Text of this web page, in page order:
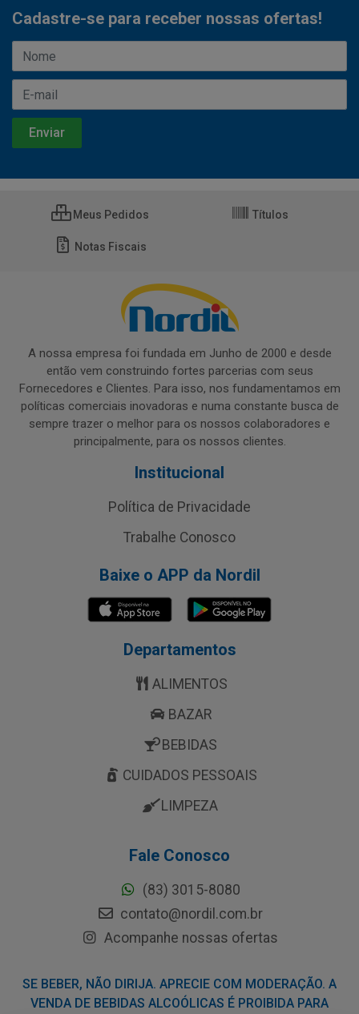
Cadastre-se para receber nossas ofertas!
Meus Pedidos Títulos
Notas Fiscais
A nossa empresa foi fundada em Junho de 2000 e desde
então vem construindo fortes parcerias com seus
Fornecedores e Clientes. Para isso, nos fundamentamos em
políticas comerciais inovadoras e numa constante busca de
sempre trazer o melhor para os nossos colaboradores e
principalmente, para os nossos clientes.
Institucional
Política de Privacidade
Trabalhe Conosco
Baixe o APP da Nordil
Departamentos
ALIMENTOS
BAZAR
BEBIDAS
CUIDADOS PESSOAIS
LIMPEZA
Fale Conosco
(83) 3015-8080
contato@nordil.com.br
Acompanhe nossas ofertas
SE BEBER, NÃO DIRIJA. APRECIE COM MODERAÇÃO. A
VENDA DE BEBIDAS ALCOÓLICAS É PROIBIDA PARA